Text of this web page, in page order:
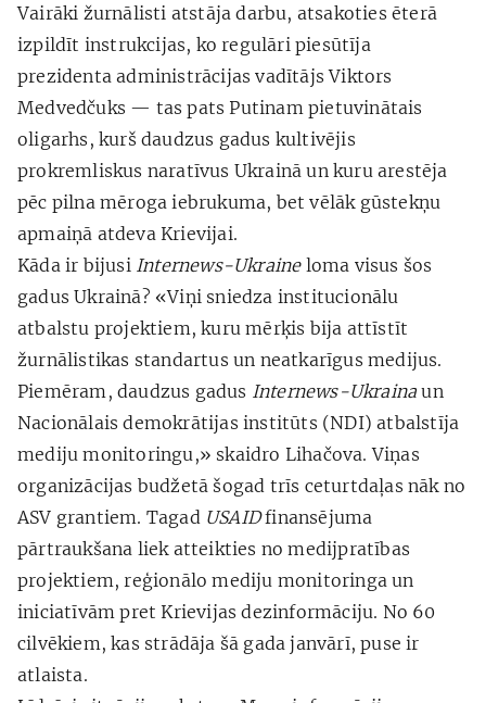
Vairāki žurnālisti atstāja darbu, atsakoties ēterā
izpildīt instrukcijas, ko regulāri piesūtīja
prezidenta administrācijas vadītājs Viktors
Medvedčuks — tas pats Putinam pietuvinātais
oligarhs, kurš daudzus gadus kultivējis
prokremliskus naratīvus Ukrainā un kuru arestēja
pēc pilna mēroga iebrukuma, bet vēlāk gūstekņu
apmaiņā atdeva Krievijai.
Kāda ir bijusi Internews-Ukraineloma visus šos
gadus Ukrainā? «Viņi sniedza institucionālu
atbalstu projektiem, kuru mērķis bija attīstīt
žurnālistikas standartus un neatkarīgus medijus.
Piemēram, daudzus gadus Internews-Ukrainaun
Nacionālais demokrātijas institūts (NDI) atbalstīja
mediju monitoringu,» skaidro Lihačova. Viņas
organizācijas budžetā šogad trīs ceturtdaļas nāk no
ASV grantiem. Tagad USAIDfinansējuma
pārtraukšana liek atteikties no medijpratības
projektiem, reģionālo mediju monitoringa un
iniciatīvām pret Krievijas dezinformāciju. No 60
cilvēkiem, kas strādāja šā gada janvārī, puse ir
atlaista.